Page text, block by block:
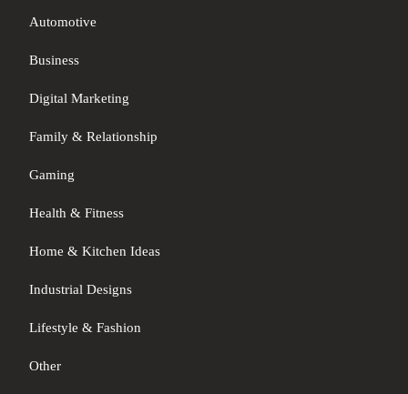
Automotive
Business
Digital Marketing
Family & Relationship
Gaming
Health & Fitness
Home & Kitchen Ideas
Industrial Designs
Lifestyle & Fashion
Other